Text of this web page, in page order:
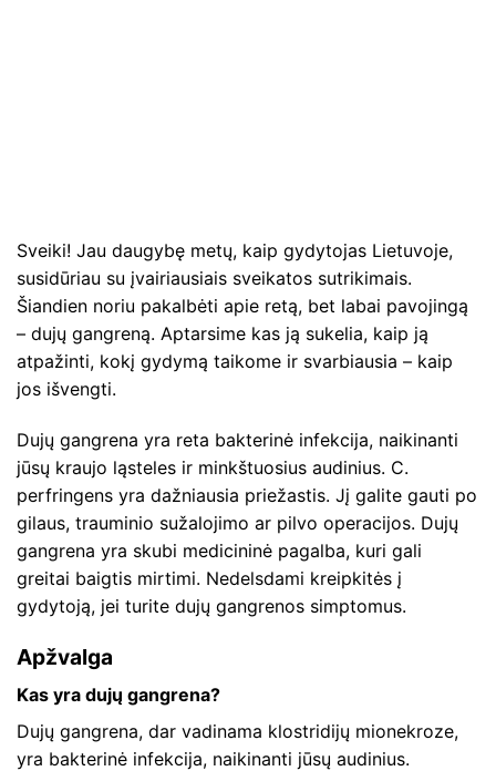
Sveiki! Jau daugybę metų, kaip gydytojas Lietuvoje,
susidūriau su įvairiausiais sveikatos sutrikimais.
Šiandien noriu pakalbėti apie retą, bet labai pavojingą
– dujų gangreną. Aptarsime kas ją sukelia, kaip ją
atpažinti, kokį gydymą taikome ir svarbiausia – kaip
jos išvengti.
Dujų gangrena yra reta bakterinė infekcija, naikinanti
jūsų kraujo ląsteles ir minkštuosius audinius. C.
perfringens yra dažniausia priežastis. Jį galite gauti po
gilaus, trauminio sužalojimo ar pilvo operacijos. Dujų
gangrena yra skubi medicininė pagalba, kuri gali
greitai baigtis mirtimi. Nedelsdami kreipkitės į
gydytoją, jei turite dujų gangrenos simptomus.
Apžvalga
Kas yra dujų gangrena?
Dujų gangrena, dar vadinama klostridijų mionekroze,
yra bakterinė infekcija, naikinanti jūsų audinius.